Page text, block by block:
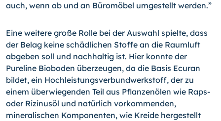
auch, wenn ab und an Büromöbel umgestellt werden.”
Eine weitere große Rolle bei der Auswahl spielte, dass
der Belag keine schädlichen Stoffe an die Raumluft
abgeben soll und nachhaltig ist. Hier konnte der
Pureline Bioboden überzeugen, da die Basis Ecuran
bildet, ein Hochleistungsverbundwerkstoff, der zu
einem überwiegenden Teil aus Pflanzenölen wie Raps-
oder Rizinusöl und natürlich vorkommenden,
mineralischen Komponenten, wie Kreide hergestellt